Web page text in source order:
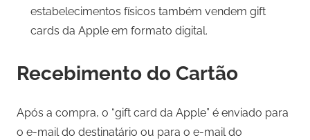
estabelecimentos físicos também vendem gift
cards da Apple em formato digital.
Recebimento do Cartão
Após a compra, o “gift card da Apple” é enviado para
o e-mail do destinatário ou para o e-mail do